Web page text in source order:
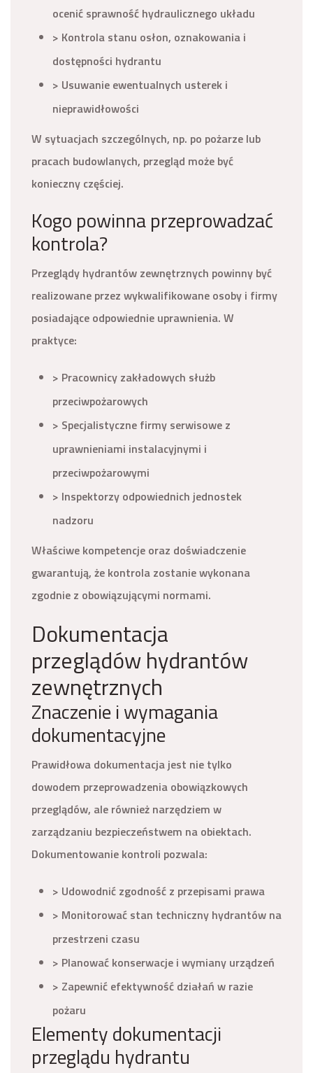
ocenić sprawność hydraulicznego układu
> Kontrola stanu osłon, oznakowania i
dostępności hydrantu
> Usuwanie ewentualnych usterek i
nieprawidłowości
W sytuacjach szczególnych, np. po pożarze lub
pracach budowlanych, przegląd może być
konieczny częściej.
Kogo powinna przeprowadzać
kontrola?
Przeglądy hydrantów zewnętrznych powinny być
realizowane przez wykwalifikowane osoby i firmy
posiadające odpowiednie uprawnienia. W
praktyce:
> Pracownicy zakładowych służb
przeciwpożarowych
> Specjalistyczne firmy serwisowe z
uprawnieniami instalacyjnymi i
przeciwpożarowymi
> Inspektorzy odpowiednich jednostek
nadzoru
Właściwe kompetencje oraz doświadczenie
gwarantują, że kontrola zostanie wykonana
zgodnie z obowiązującymi normami.
Dokumentacja
przeglądów hydrantów
zewnętrznych
Znaczenie i wymagania
dokumentacyjne
Prawidłowa dokumentacja jest nie tylko
dowodem przeprowadzenia obowiązkowych
przeglądów, ale również narzędziem w
zarządzaniu bezpieczeństwem na obiektach.
Dokumentowanie kontroli pozwala:
> Udowodnić zgodność z przepisami prawa
> Monitorować stan techniczny hydrantów na
przestrzeni czasu
> Planować konserwacje i wymiany urządzeń
> Zapewnić efektywność działań w razie
pożaru
Elementy dokumentacji
przeglądu hydrantu